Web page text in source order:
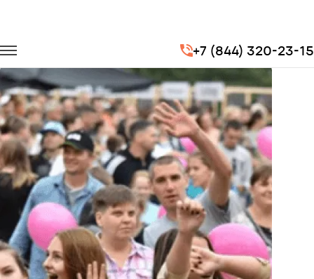
+7 (844) 320-23-15
Городские перевозки
Праздник Теле2